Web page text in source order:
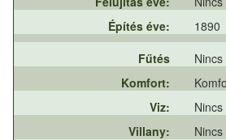
Építés éve:
1890
Fűtés
Komfort:
Viz:
Nincs
Villany:
Nincs